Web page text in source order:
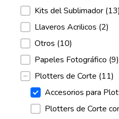
Kits del Sublimador (13)
Llaveros Acrilicos (2)
Otros (10)
Papeles Fotográfico (9)
Plotters de Corte (11)
Accesorios para
Plotters de Corte